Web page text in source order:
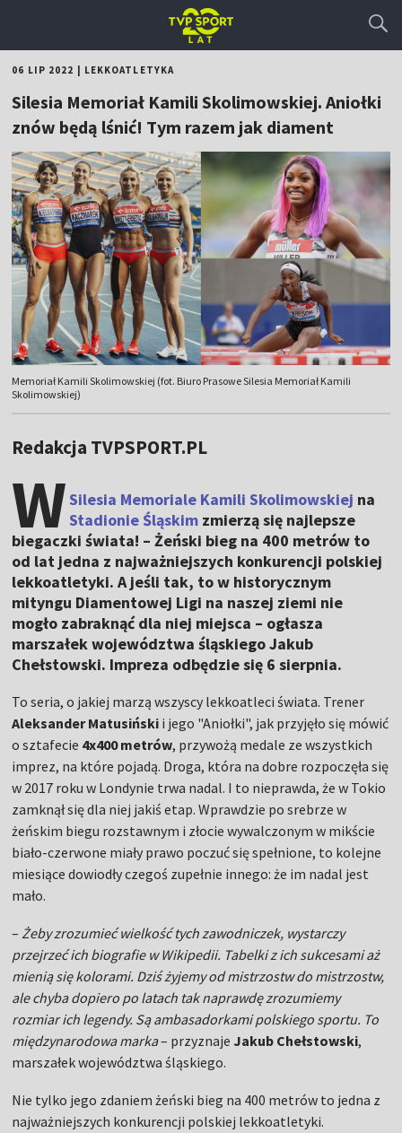
06 LIP 2022 LEKKOATLETYKA
Silesia Memoriał Kamili Skolimowskiej. Aniołki
znów będą lśnić! Tym razem jak diament
Memoriał Kamili Skolimowskiej (fot. Biuro Prasowe Silesia Memoriał Kamili
Skolimowskiej)
Redakcja TVPSPORT.PL
WSilesia Memoriale Kamili Skolimowskiej na
Stadionie Śląskim zmierzą się najlepsze
biegaczki świata! – Żeński bieg na 400 metrów to
od lat jedna z najważniejszych konkurencji polskiej
lekkoatletyki. A jeśli tak, to w historycznym
mityngu Diamentowej Ligi na naszej ziemi nie
mogło zabraknąć dla niej miejsca – ogłasza
marszałek województwa śląskiego Jakub
Chełstowski. Impreza odbędzie się 6 sierpnia.
To seria, o jakiej marzą wszyscy lekkoatleci świata. Trener
Aleksander Matusiński i jego "Aniołki", jak przyjęło się mówić
o sztafecie 4x400 metrów, przywożą medale ze wszystkich
imprez, na które pojadą. Droga, która na dobre rozpoczęła się
w 2017 roku w Londynie trwa nadal. I to nieprawda, że w Tokio
zamknął się dla niej jakiś etap. Wprawdzie po srebrze w
żeńskim biegu rozstawnym i złocie wywalczonym w mikście
biało-czerwone miały prawo poczuć się spełnione, to kolejne
miesiące dowiodły czegoś zupełnie innego: że im nadal jest
mało.
–Żeby zrozumieć wielkość tych zawodniczek, wystarczy
przejrzeć ich biografie w Wikipedii. Tabelki z ich sukcesami aż
mienią się kolorami. Dziś żyjemy od mistrzostw do mistrzostw,
ale chyba dopiero po latach tak naprawdę zrozumiemy
rozmiar ich legendy. Są ambasadorkami polskiego sportu. To
międzynarodowa marka– przyznaje Jakub Chełstowski,
marszałek województwa śląskiego.
Nie tylko jego zdaniem żeński bieg na 400 metrów to jedna z
najważniejszych konkurencji polskiej lekkoatletyki.